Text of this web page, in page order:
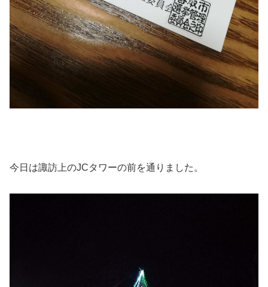
今日は諏訪上のJCタワーの前を通りました。